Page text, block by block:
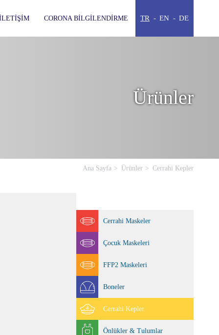
CORONA BILGILENDIRME TR EN DE
Ürünler
Ana Sayfa Ürünler Cerrahi Kepler
Cerrahi Maskeler
Çocuk Maskeleri
FFP2 Maskeleri
Boneler
Cerrahi Kepler
Önlükler & Tulumlar